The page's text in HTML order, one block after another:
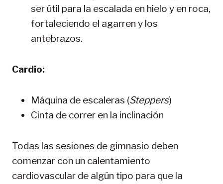
ser útil para la escalada en hielo y en roca,
fortaleciendo el agarren y los
antebrazos.
Cardio:
Máquina de escaleras (Steppers)
Cinta de correr en la inclinación
Todas las sesiones de gimnasio deben
comenzar con un calentamiento
cardiovascular de algún tipo para que la